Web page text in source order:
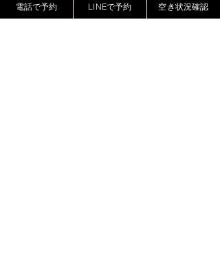
電話で予約 LINEで予約 空き状況確認